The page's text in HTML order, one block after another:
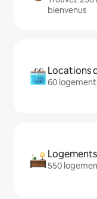
bienvenus
Locations
60
550